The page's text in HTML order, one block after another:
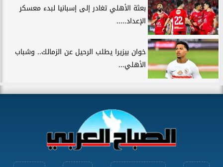
بعثة الأهلي تغادر إلى إسبانيا لبدء معسكر
الإعداد.....
خوان بيزيرا يطلب الرحيل عن الزمالك.. وشباب
الأهلي...